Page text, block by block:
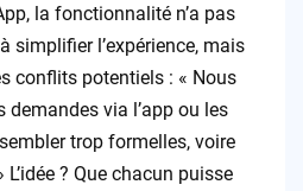
la fonctionnalité n’a pas
simplifier l’expérience, mais
conflits potentiels : « Nous
demandes via l’app ou les
trop formelles, voire
? Que chacun puisse